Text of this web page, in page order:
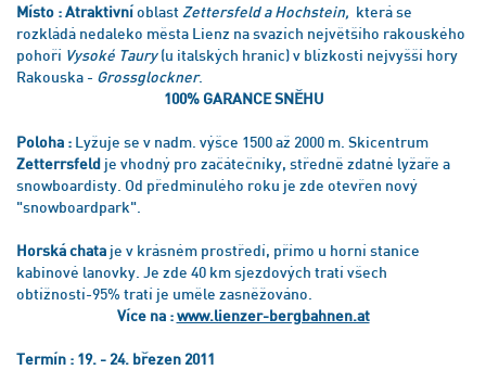
Místo : Atraktivníoblast Zettersfeld a Hochstein, která se
rozkládá nedaleko města Lienz na svazích největšího rakouského
pohoří Vysoké Taury(u italských hranic) v blízkosti nejvyšší hory
Rakouska - Grossglockner.
100% GARANCE SNĚHU
Poloha : Lyžuje se v nadm. výšce 1500 až 2000 m. Skicentrum
Zetterrsfeld je vhodný pro začátečníky, středně zdatné lyžaře a
snowboardisty. Od předminulého roku je zde otevřen nový
"snowboardpark".
Horská chata je v krásném prostředí, přímo u horní stanice
kabinové lanovky. Je zde 40 km sjezdových tratí všech
obtížností-95% tratí je uměle zasněžováno.
Více na :www.lienzer-bergbahnen.at
Termín : 19. - 24. březen 2011